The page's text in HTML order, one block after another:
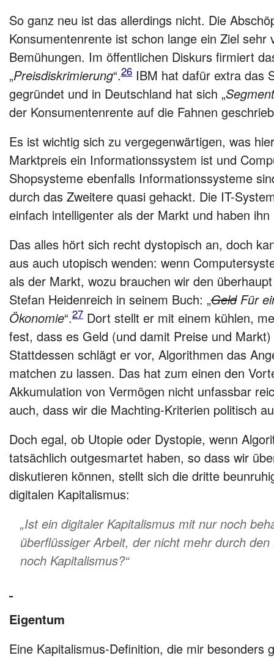
So ganz neu ist das allerdings nicht. Die
Konsumentenrente ist schon lange ein Ziel sehr
Bemühungen. Im öffentlichen Diskurs firmiert
„Preisdiskrimierung“.26 IBM hat dafür extra das
gegründet und in Deutschland hat sich „
der Konsumentenrente auf die Fahnen
Es ist wichtig sich zu vergegenwärtigen, was
Marktpreis ein Informationssystem ist und
Shopsysteme ebenfalls Informationssysteme
durch das Zweitere quasi gehackt. Die IT-
einfach intelligenter als der Markt und haben ihn
Das alles hört sich recht dystopisch an, doch
aus auch utopisch wenden: wenn
als der Markt, wozu brauchen wir den
Stefan Heidenreich in seinem Buch: „GeldFür
Ökonomie“.27 Dort stellt er mit einem kühlen,
fest, dass es Geld (und damit Preise und
Stattdessen schlägt er vor, Algorithmen das
matchen zu lassen. Das hat zum einen den
Akkumulation von Vermögen nicht unfassbar
auch, dass wir die Machting-Kriterien politisch
Doch egal, ob Utopie oder Dystopie, wenn
tatsächlich outgesmartet haben, so dass wir
diskutieren können, stellt sich die dritte
digitalen Kapitalismus:
„Ist ein digitaler Kapitalismus mit nur noch
überflüssiger Arbeit, der nicht mehr durch
noch Kapitalismus?“
Eigentum
Eine Kapitalismus-Definition, die mir besonders